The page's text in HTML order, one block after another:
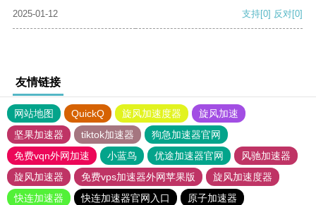
2025-01-12
支持[0] 反对[0]
友情链接
网站地图 QuickQ 旋风加速度器
旋风加速
坚果加速器
tiktok加速器
狗急加速器官网
免费vqn外网加速
小蓝鸟 优途加速器官网
风驰加速器
旋风加速器
免费vps加速器外网苹果版
旋风加速度器
快连加速器
快连加速器官网入口
原子加速器